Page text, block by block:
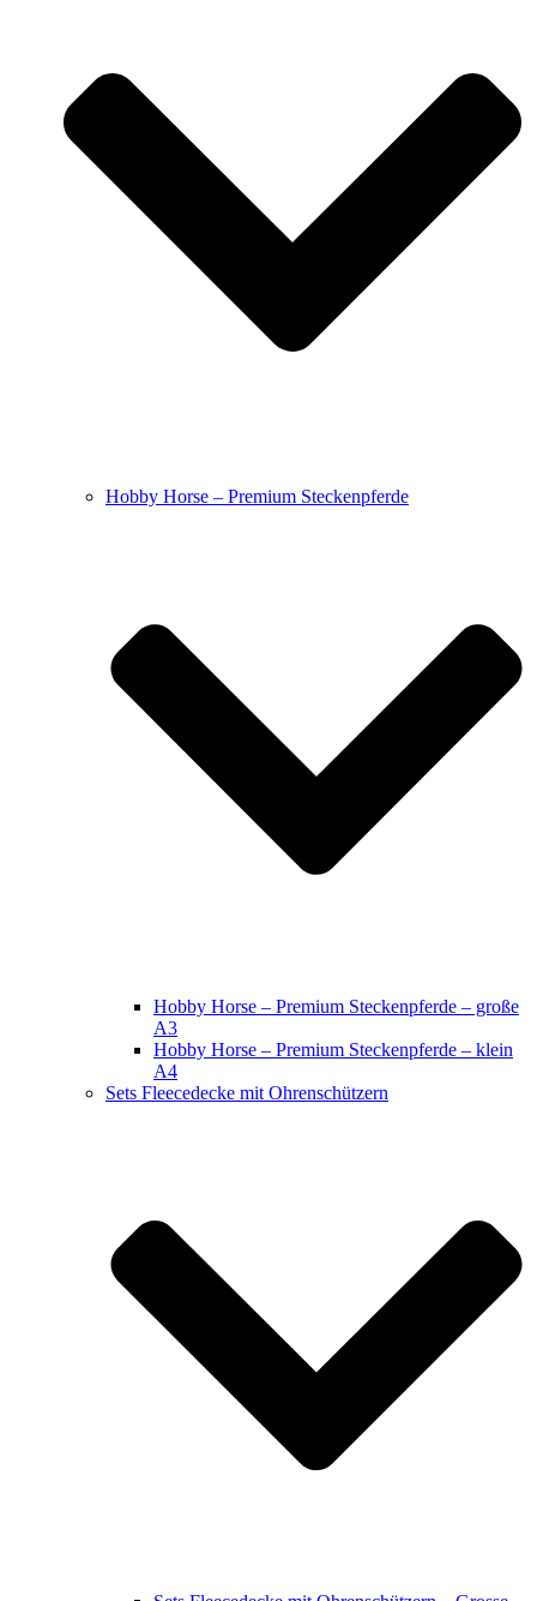
Hobby Horse – Premium Steckenpferde
Hobby Horse – Premium Steckenpferde – große
A3
Hobby Horse – Premium Steckenpferde – klein
A4
Sets Fleecedecke mit Ohrenschützern